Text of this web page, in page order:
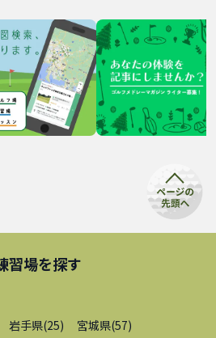
習場を探す
岩手県(25) 宮城県(57)